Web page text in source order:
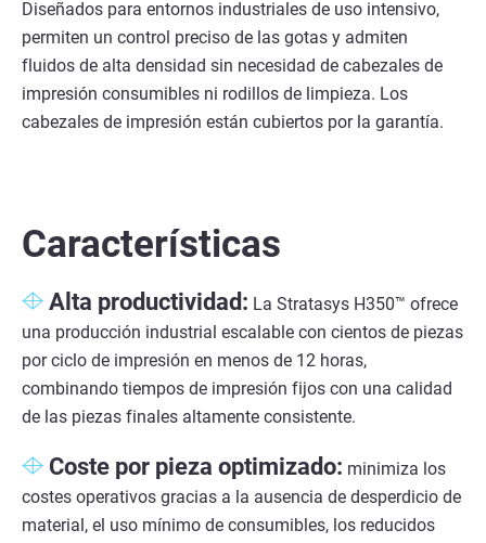
Diseñados para entornos industriales de uso intensivo,
permiten un control preciso de las gotas y admiten
fluidos de alta densidad sin necesidad de cabezales de
impresión consumibles ni rodillos de limpieza. Los
cabezales de impresión están cubiertos por la garantía.
Características
Alta productividad: La Stratasys H350™ ofrece
una producción industrial escalable con cientos de piezas
por ciclo de impresión en menos de 12 horas,
combinando tiempos de impresión fijos con una calidad
de las piezas finales altamente consistente.
Coste por pieza optimizado: minimiza los
costes operativos gracias a la ausencia de desperdicio de
material, el uso mínimo de consumibles, los reducidos